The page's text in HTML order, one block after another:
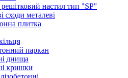
настил тип "SP"
сходи металеві
плитка
паркан
днища
кришки